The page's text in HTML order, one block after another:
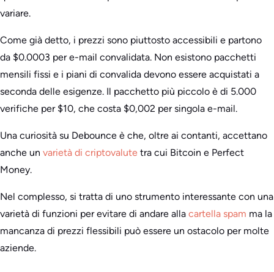
variare.
Come già detto, i prezzi sono piuttosto accessibili e partono
da $0.0003 per e-mail convalidata. Non esistono pacchetti
mensili fissi e i piani di convalida devono essere acquistati a
seconda delle esigenze. Il pacchetto più piccolo è di 5.000
verifiche per $10, che costa $0,002 per singola e-mail.
Una curiosità su Debounce è che, oltre ai contanti, accettano
anche un varietà di criptovalute tra cui Bitcoin e Perfect
Money.
Nel complesso, si tratta di uno strumento interessante con una
varietà di funzioni per evitare di andare alla cartella spam ma la
mancanza di prezzi flessibili può essere un ostacolo per molte
aziende.